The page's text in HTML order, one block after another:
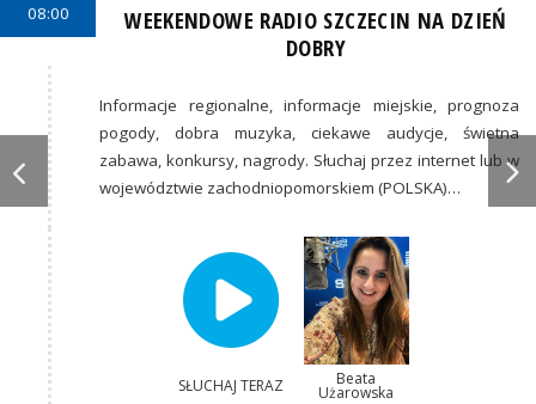
08:00
WEEKENDOWE RADIO SZCZECIN NA DZIEŃ
DOBRY
Informacje regionalne, informacje miejskie, prognoza
pogody, dobra muzyka, ciekawe audycje, świetna
zabawa, konkursy, nagrody. Słuchaj przez internet lub w
województwie zachodniopomorskiem (POLSKA)…
SŁUCHAJ TERAZ Beata
Użarowska